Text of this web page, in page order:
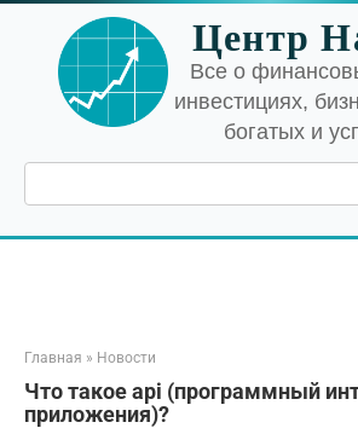
Перейти
контенту
Центр
Все о
инвестициях,
богатых и
Поиск:
Главная » Новости
Что такое api (программный
приложения)?